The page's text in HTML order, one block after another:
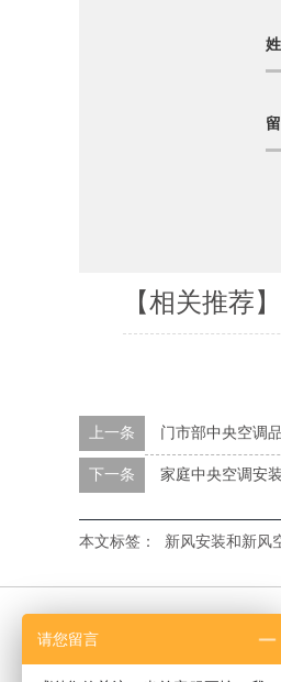
【相关推荐】
上一条 门市部中央空调
下一条 家庭中央空调安
本文标签： 新风安装和新风
请您留言